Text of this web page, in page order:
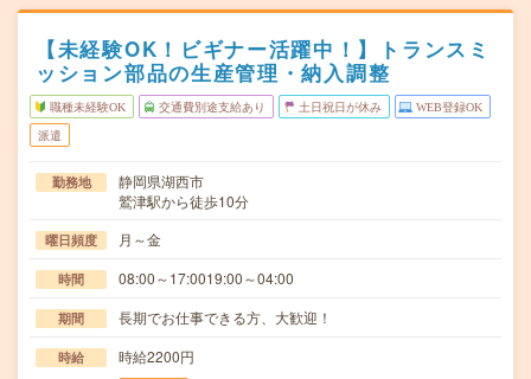
【未経験OK！ビギナー活躍中！】トランスミ
ッション部品の生産管理・納入調整
職種未経験OK 交通費別途支給あり 土日祝日が休み WEB登録OK
派遣
勤務地
静岡県湖西市
鷲津駅から徒歩10分
曜日頻度 月～金
時間 08:00～17:0019:00～04:00
期間 長期でお仕事できる方、大歓迎！
時給 時給2200円